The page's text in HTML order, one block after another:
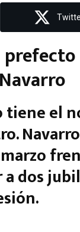
tiene el
dos